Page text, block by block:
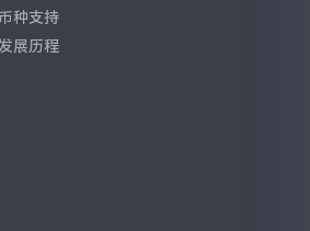
币种支持
展历程